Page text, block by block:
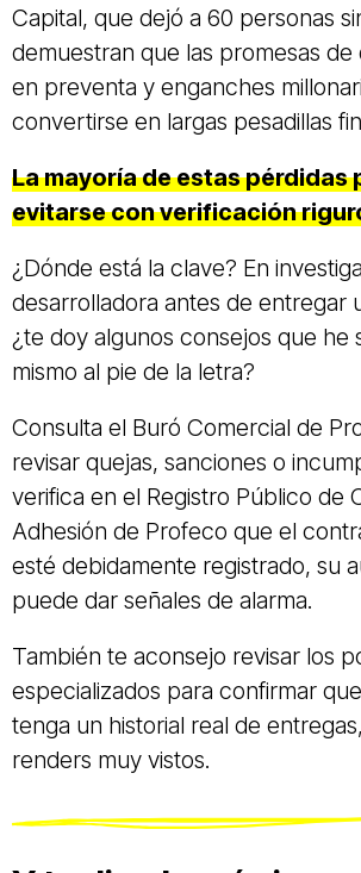
Capital, que dejó a 60 personas
demuestran que las promesas
en preventa y enganches
convertirse en largas pesadillas
La mayoría de estas pérdidas
evitarse con verificación
¿Dónde está la clave? En
desarrolladora antes de entregar
¿te doy algunos consejos que he
mismo al pie de la letra?
Consulta el Buró Comercial de
revisar quejas, sanciones o
verifica en el Registro Público de
Adhesión de Profeco que el
esté debidamente registrado, su
puede dar señales de alarma.
También te aconsejo revisar los
especializados para confirmar
tenga un historial real de
renders muy vistos.